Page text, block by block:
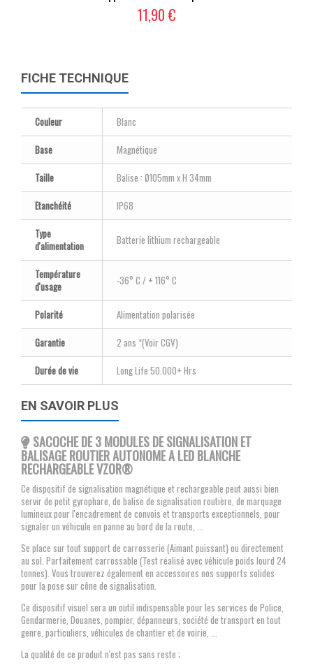
11,90 €
FICHE TECHNIQUE
Couleur
Blanc
Base
Magnétique
Taille
Balise : Ø105mm x H 34mm
Etanchéité
IP68
Type
d'alimentation
Batterie lithium rechargeable
Température
d'usage
-36° C / + 116° C
Polarité
Alimentation polarisée
Garantie
2 ans *(Voir CGV)
Durée de vie
Long Life 50.000+ Hrs
EN SAVOIR PLUS
SACOCHE DE 3 MODULES DE SIGNALISATION ET
BALISAGE ROUTIER AUTONOME A LED BLANCHE
RECHARGEABLE VZOR®
Ce dispositif de signalisation magnétique et rechargeable peut aussi bien
servir de petit gyrophare, de balise de signalisation routière, de marquage
lumineux pour l'encadrement de convois et transports exceptionnels, pour
signaler un véhicule en panne au bord de la route, ...
Se place sur tout support de carrosserie (Aimant puissant) ou directement
au sol. Parfaitement carrossable (Test réalisé avec véhicule poids lourd 24
tonnes). Vous trouverez également en accessoires nos supports solides
pour la pose sur cône de signalisation.
Ce dispositif visuel sera un outil indispensable pour les services de Police,
Gendarmerie, Douanes, pompier, dépanneurs, société de transport en tout
genre, particuliers, véhicules de chantier et de voirie, ...
La qualité de ce produit n'est pas sans reste ;